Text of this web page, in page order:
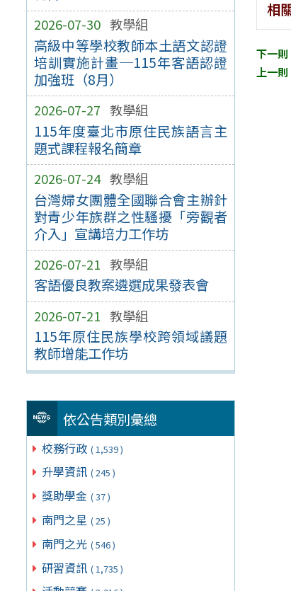
2026-07-30 教學組
高級中等學校教師本土語文認證
培訓實施計畫─115年客語認證
加強班（8月）
2026-07-27 教學組
115年度臺北市原住民族語言主
題式課程報名簡章
2026-07-24 教學組
台灣婦女團體全國聯合會主辦針
對青少年族群之性騷擾「旁觀者
介入」宣講培力工作坊
2026-07-21 教學組
客語優良教案遴選成果發表會
2026-07-21 教學組
115年原住民族學校跨領域議題
教師增能工作坊
依公告類別彙總
校務行政 ( 1,539 )
升學資訊 ( 245 )
獎助學金 ( 37 )
南門之星 ( 25 )
南門之光 ( 546 )
研習資訊 ( 1,735 )
相